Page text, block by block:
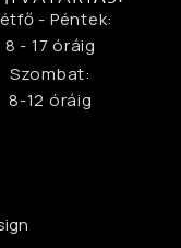
- Péntek:
8 - 17 óráig
Szombat:
8-12 óráig